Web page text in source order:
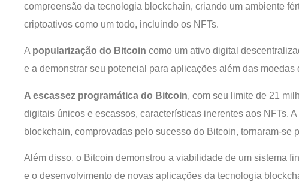
compreensão da tecnologia blockchain, criando um ambiente
criptoativos como um todo, incluindo os NFTs.
A popularização do Bitcoin como um ativo digital
e a demonstrar seu potencial para aplicações além das moedas
A escassez programática do Bitcoin, com seu limite de 21
digitais únicos e escassos, características inerentes aos NFTs.
blockchain, comprovadas pelo sucesso do Bitcoin, tornaram-se
Além disso, o Bitcoin demonstrou a viabilidade de um sistema
e o desenvolvimento de novas aplicações da tecnologia